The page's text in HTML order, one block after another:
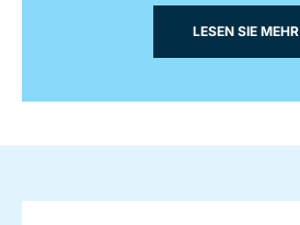
LESEN SIE MEHR